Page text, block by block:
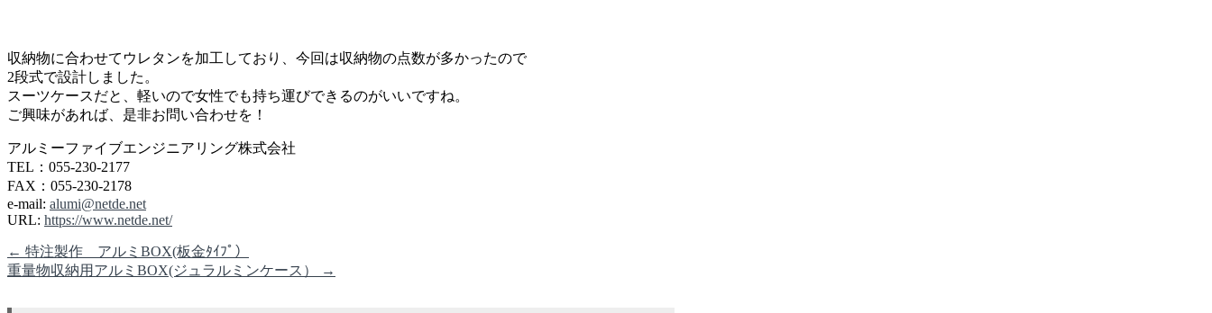
収納物に合わせてウレタンを加工しており、今回は収納物の点数が多かったので
2段式で設計しました。
スーツケースだと、軽いので女性でも持ち運びできるのがいいですね。
ご興味があれば、是非お問い合わせを！
アルミーファイブエンジニアリング株式会社
TEL：055-230-2177
FAX：055-230-2178
e-mail: alumi@netde.net
URL: https://www.netde.net/
← 特注製作 アルミBOX(板金ﾀｲﾌﾟ）
重量物収納用アルミBOX(ジュラルミンケース）
→